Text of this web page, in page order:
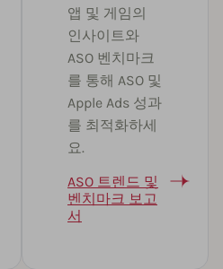
앱 및 게임의
인사이트와
ASO 벤치마크
를 통해 ASO 및
Apple Ads 성과
를 최적화하세
요.
ASO 트렌드 및
벤치마크 보고
서